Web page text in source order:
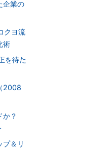
企業の
クヨ流
術
を待た
2008
か？
プ＆リ